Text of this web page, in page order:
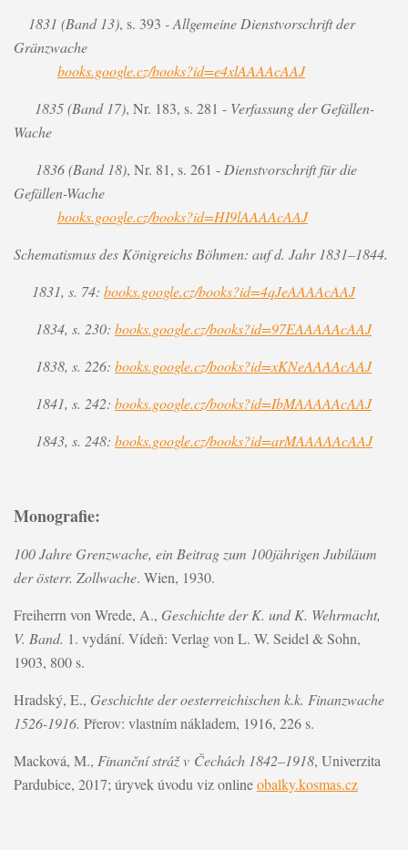
1831 (Band 13), s. 393 - Allgemeine Dienstvorschrift der
Gränzwache
books.google.cz/books?id=e4xlAAAAcAAJ
1835(Band 17), Nr. 183, s. 281 - Verfassung derGefällen-
Wache
1836(Band 18), Nr. 81, s. 261 -Dienstvorschrift für die
Gefällen-Wache
books.google.cz/books?id=HI9lAAAAcAAJ
Schematismus des Königreichs Böhmen: auf d. Jahr 1831–1844.
1831, s. 74: books.google.cz/books?id=4qJeAAAAcAAJ
1834, s. 230: books.google.cz/books?id=97EAAAAAcAAJ
1838, s. 226: books.google.cz/books?id=xKNeAAAAcAAJ
1841, s. 242: books.google.cz/books?id=IbMAAAAAcAAJ
1843, s. 248: books.google.cz/books?id=arMAAAAAcAAJ
Monografie:
100 Jahre Grenzwache, ein Beitrag zum 100jährigen Jubiläum
der österr. Zollwache. Wien, 1930.
Freiherrn von Wrede, A., Geschichte der K. und K. Wehrmacht,
V. Band. 1. vydání. Vídeň: Verlag von L. W. Seidel & Sohn,
1903, 800 s.
Hradský, E., Geschichte der oesterreichischen k.k. Finanzwache
1526-1916. Přerov: vlastním nákladem, 1916, 226 s.
Macková, M., Finanční stráž v Čechách 1842–1918, Univerzita
Pardubice, 2017; úryvek úvodu viz onlineobalky.kosmas.cz